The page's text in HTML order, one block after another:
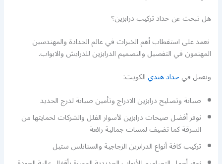
هل تبحث عن حداد تركيب درابزين؟
نعمد على استقطاب أهم الخبرات في عالم الحدادة والمهندسين
المهتمون في التفصيل والتصميم الدرابزين للدرايش والابواب.
ونعمل فيحداد هنديالكويت:
صيانة وتصليح درابزين الادراج وتأمين صيانة لدرج الحديد
نوفر أفضل صيحات درابزين لأسوار الفلل والشركات لحمايتها من
السرقة كما تضيف لمسات جمالية رائعة
تركيب كافة أنواع الدرابزين الزجاجية والستانلس ستيل